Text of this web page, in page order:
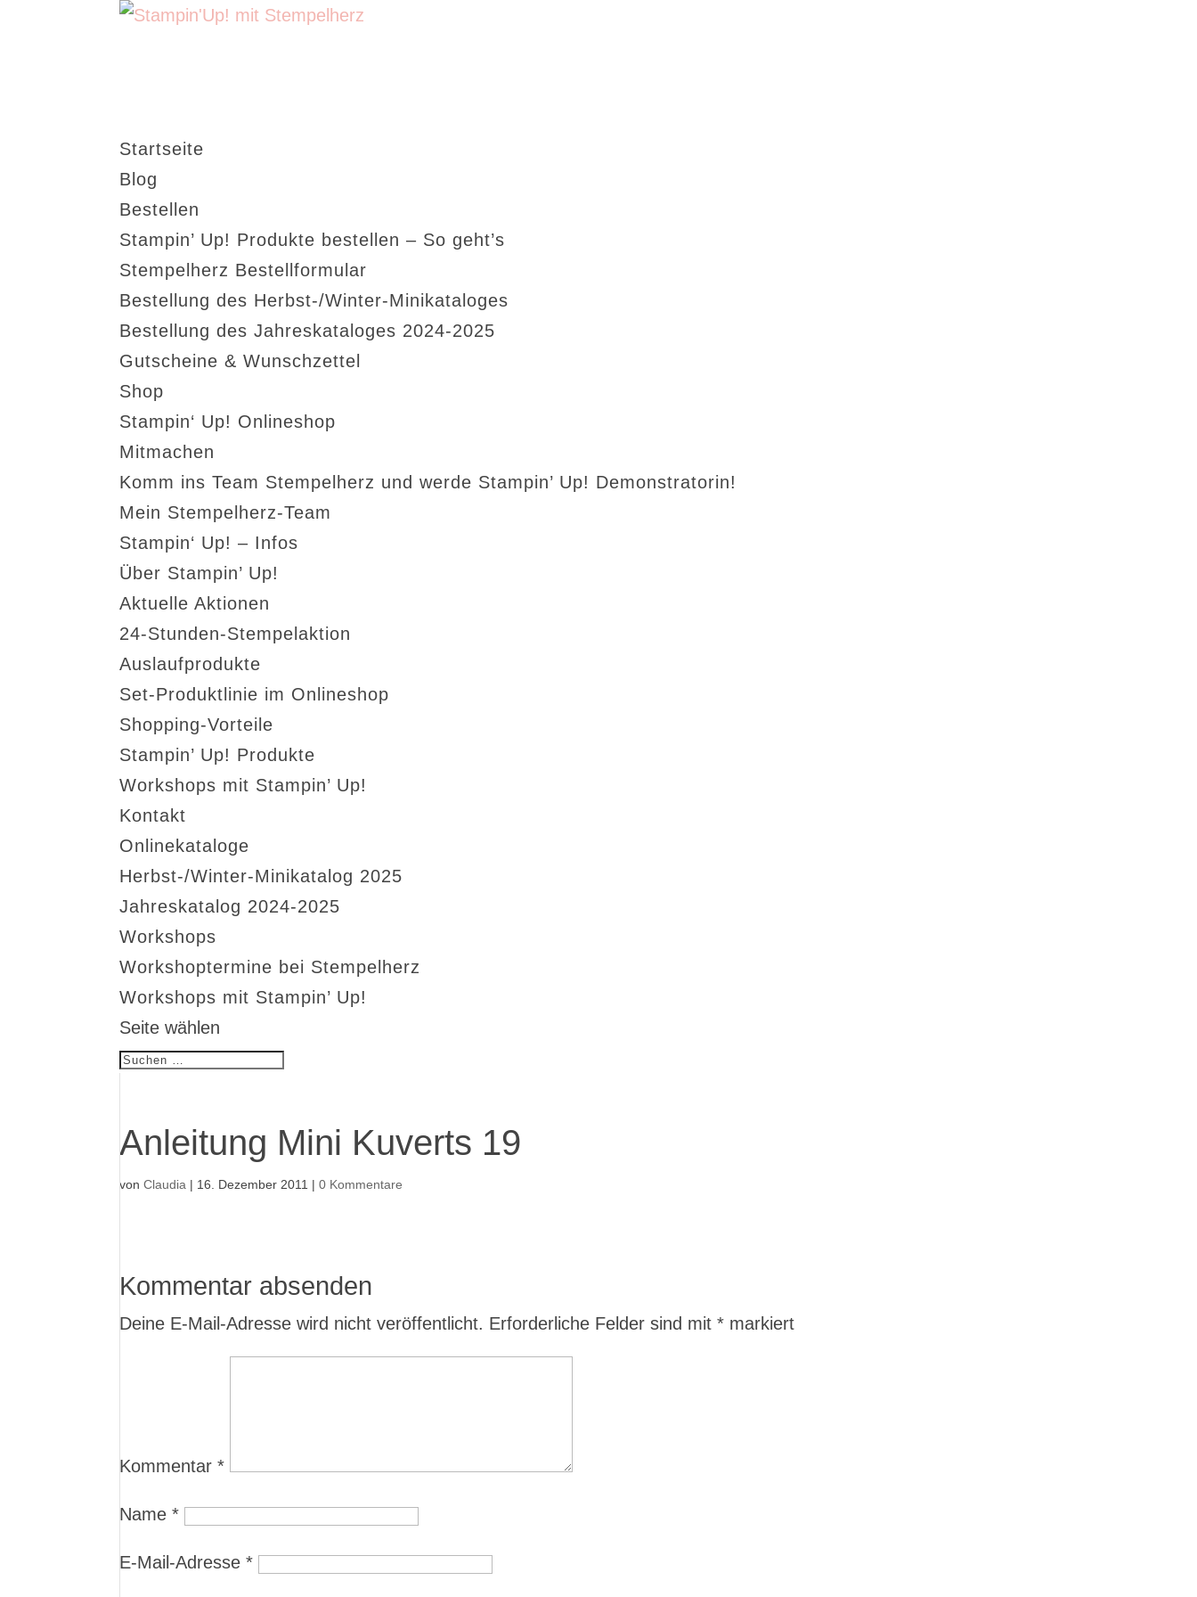
Startseite
Blog
Bestellen
Stampin’ Up! Produkte bestellen – So geht’s
Stempelherz Bestellformular
Bestellung des Herbst-/Winter-Minikataloges
Bestellung des Jahreskataloges 2024-2025
Gutscheine & Wunschzettel
Shop
Stampin‘ Up! Onlineshop
Mitmachen
Komm ins Team Stempelherz und werde Stampin’ Up! Demonstratorin!
Mein Stempelherz-Team
Stampin‘ Up! – Infos
Über Stampin’ Up!
Aktuelle Aktionen
24-Stunden-Stempelaktion
Auslaufprodukte
Set-Produktlinie im Onlineshop
Shopping-Vorteile
Stampin’ Up! Produkte
Workshops mit Stampin’ Up!
Kontakt
Onlinekataloge
Herbst-/Winter-Minikatalog 2025
Jahreskatalog 2024-2025
Workshops
Workshoptermine bei Stempelherz
Workshops mit Stampin’ Up!
Seite wählen
Anleitung Mini Kuverts 19
vonClaudia | 16. Dezember 2011 |0 Kommentare
Kommentar absenden
Deine E-Mail-Adresse wird nicht veröffentlicht. Erforderliche Felder sind mit* markiert
Kommentar*
Name*
E-Mail-Adresse*